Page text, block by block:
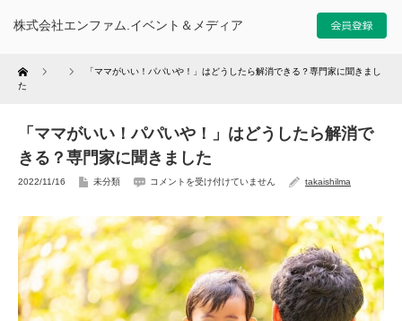
株式会社エンファム.イベント＆メディア
Home
「ママがいい！パパいや！」はどうしたら解消できる？専門家に聞きまし
た
「ママがいい！パパいや！」はどうしたら解消で
きる？専門家に聞きました
2022/11/16 未分類 コメントを受け付けていません takaishilma